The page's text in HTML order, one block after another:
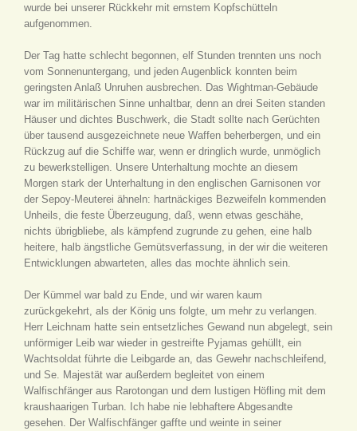
wurde bei unserer Rückkehr mit ernstem Kopfschütteln
aufgenommen.
Der Tag hatte schlecht begonnen, elf Stunden trennten uns noch
vom Sonnenuntergang, und jeden Augenblick konnten beim
geringsten Anlaß Unruhen ausbrechen. Das Wightman-Gebäude
war im militärischen Sinne unhaltbar, denn an drei Seiten standen
Häuser und dichtes Buschwerk, die Stadt sollte nach Gerüchten
über tausend ausgezeichnete neue Waffen beherbergen, und ein
Rückzug auf die Schiffe war, wenn er dringlich wurde, unmöglich
zu bewerkstelligen. Unsere Unterhaltung mochte an diesem
Morgen stark der Unterhaltung in den englischen Garnisonen vor
der Sepoy-Meuterei ähneln: hartnäckiges Bezweifeln kommenden
Unheils, die feste Überzeugung, daß, wenn etwas geschähe,
nichts übrigbliebe, als kämpfend zugrunde zu gehen, eine halb
heitere, halb ängstliche Gemütsverfassung, in der wir die weiteren
Entwicklungen abwarteten, alles das mochte ähnlich sein.
Der Kümmel war bald zu Ende, und wir waren kaum
zurückgekehrt, als der König uns folgte, um mehr zu verlangen.
Herr Leichnam hatte sein entsetzliches Gewand nun abgelegt, sein
unförmiger Leib war wieder in gestreifte Pyjamas gehüllt, ein
Wachtsoldat führte die Leibgarde an, das Gewehr nachschleifend,
und Se. Majestät war außerdem begleitet von einem
Walfischfänger aus Rarotongan und dem lustigen Höfling mit dem
kraushaarigen Turban. Ich habe nie lebhaftere Abgesandte
gesehen. Der Walfischfänger gaffte und weinte in seiner